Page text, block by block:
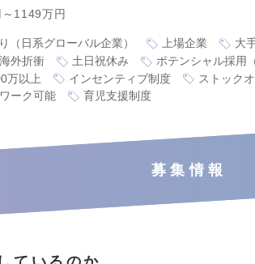
1149万円
（日系グローバル企業） 上場企業 大
海外折衝 土日祝休み ポテンシャル採用
万以上 インセンティブ制度 ストック
ーク可能
育児支援制度
募集情報